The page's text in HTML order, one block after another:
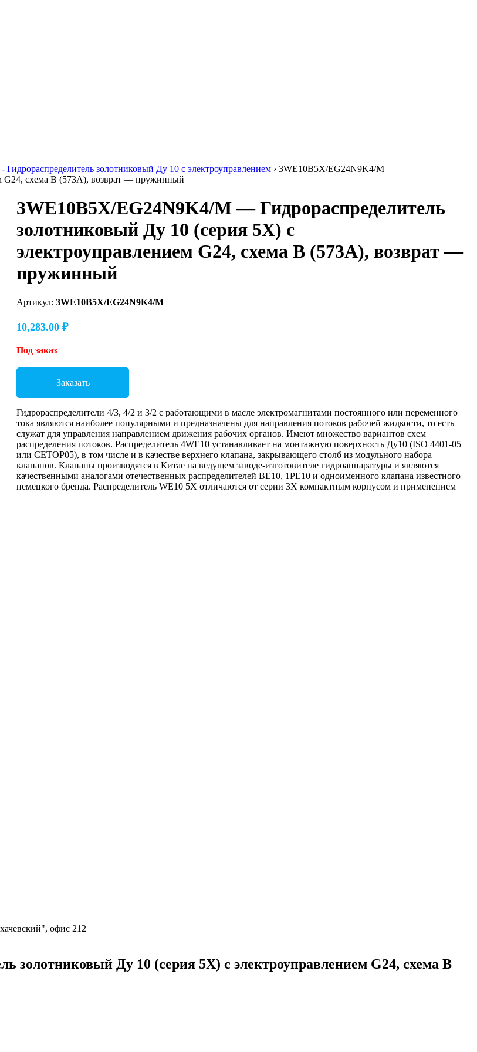
Гидрораспределитель золотниковый Ду 10 с электроуправлением › 3WE10B5X/EG24N9K4/M —
G24, схема B (573A), возврат — пружинный
3WE10B5X/EG24N9K4/M — Гидрораспределитель
золотниковый Ду 10 (серия 5X) с
электроуправлением G24, схема B (573A), возврат —
пружинный
Артикул:3WE10B5X/EG24N9K4/M
10,283.00₽
Под заказ
Заказать
Гидрораспределители 4/3, 4/2 и 3/2 с работающими в масле электромагнитами постоянного или переменного
тока являются наиболее популярными и предназначены для направления потоков рабочей жидкости, то есть
служат для управления направлением движения рабочих органов. Имеют множество вариантов схем
распределения потоков. Распределитель 4WE10 устанавливает на монтажную поверхность Ду10 (ISO 4401-05
или CETOP05), в том числе и в качестве верхнего клапана, закрывающего столб из модульного набора
клапанов. Клапаны производятся в Китае на ведущем заводе-изготовителе гидроаппаратуры и являются
качественными аналогами отечественных распределителей ВЕ10, 1РЕ10 и одноименного клапана известного
немецкого бренда. Распределитель WE10 5X отличаются от серии 3X компактным корпусом и применением
офис 212
золотниковый Ду 10 (серия 5X) с электроуправлением G24, схема B